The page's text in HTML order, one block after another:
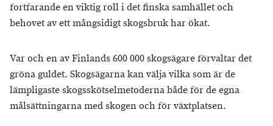
fortfarande en viktig roll i det finska samhället och
behovet av ett mångsidigt skogsbruk har ökat.
Var och en av Finlands 600 000 skogsägare förvaltar det
gröna guldet. Skogsägarna kan välja vilka som är de
lämpligaste skogsskötselmetoderna både för de egna
målsättningarna med skogen och för växtplatsen.